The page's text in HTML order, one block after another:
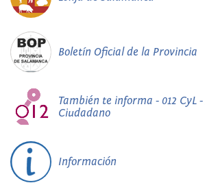
Boletín Oficial de la Provincia
También te informa - 012 CyL
Ciudadano
Información